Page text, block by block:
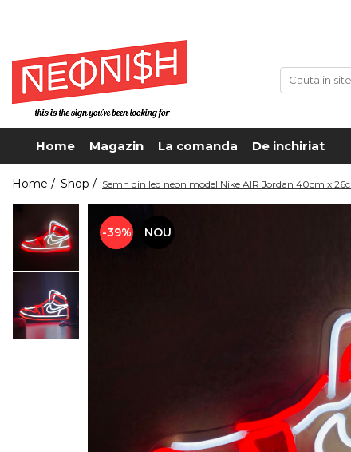
Home Magazin La comanda De inchiriat
Home / Shop / Semn din led neon model Nike AIR Jordan 40cm x
-39% NOU